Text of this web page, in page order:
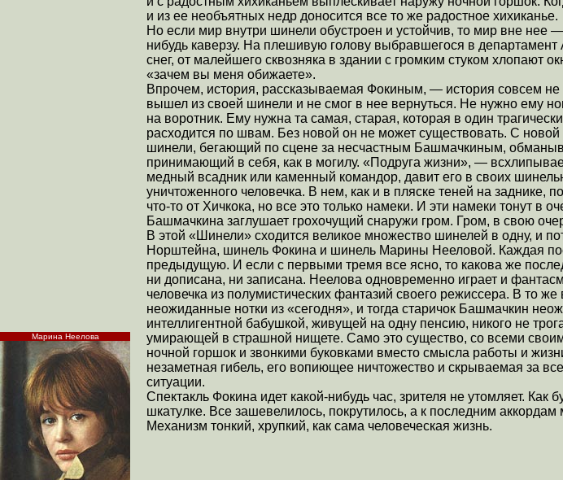
и из ее необъятных недр доносится все то же радостное хихиканье.
Но если мир внутри шинели обустроен и устойчив, то мир вне нее
нибудь каверзу. На плешивую голову выбравшегося в
снег, от малейшего сквозняка в здании с громким стуком хлопают
«зачем вы меня обижаете».
Впрочем, история, рассказываемая Фокиным, — история совсем не
вышел из своей шинели и не смог в нее вернуться. Не нужно ему
на воротник. Ему нужна та самая, старая, которая в один
расходится по швам. Без новой он не может существовать. С
шинели, бегающий по сцене за несчастным Башмачкиным,
принимающий в себя, как в могилу. «Подруга жизни», —
медный всадник или каменный командор, давит его в своих
уничтоженного человечка. В нем, как и в пляске теней на
что-то от Хичкока, но все это только намеки. И эти намеки тонут в
Башмачкина заглушает грохочущий снаружи гром. Гром, в свою
В этой «Шинели» сходится великое множество шинелей в одну, и
Норштейна, шинель Фокина и шинель Марины Нееловой. Каждая
предыдущую. И если с первыми тремя все ясно, то какова же
ни дописана, ни записана. Неелова одновременно играет и
человечка из полумистических фантазий своего режиссера. В то
неожиданные нотки из «сегодня», и тогда старичок Башмачкин
интеллигентной бабушкой, живущей на одну пенсию, никого не
умирающей в страшной нищете. Само это существо, со всеми
ночной горшок и звонкими буковками вместо смысла работы и
незаметная гибель, его вопиющее ничтожество и скрываемая за
ситуации.
Спектакль Фокина идет какой-нибудь час, зрителя не утомляет.
шкатулке. Все зашевелилось, покрутилось, а к последним
Механизм тонкий, хрупкий, как сама человеческая жизнь.
Марина Неелова